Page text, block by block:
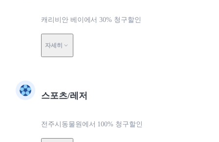
캐리비안 베이에서 30% 청구할인
자세히
스포츠/레저
전주시동물원에서 100% 청구할인